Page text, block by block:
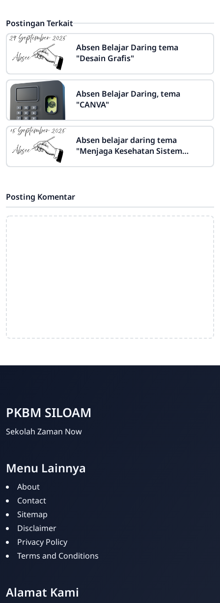
Postingan Terkait
Absen Belajar Daring tema
"Desain Grafis"
Absen Belajar Daring, tema
"CANVA"
Absen belajar daring tema
"Menjaga Kesehatan Sistem
Posting Komentar
PKBM SILOAM
Sekolah Zaman Now
Menu Lainnya
About
Contact
Sitemap
Disclaimer
Privacy Policy
Terms and Conditions
Alamat Kami